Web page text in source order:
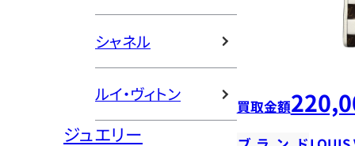
シャネル
ルイ・ヴィトン
ジュエリー
買取金額